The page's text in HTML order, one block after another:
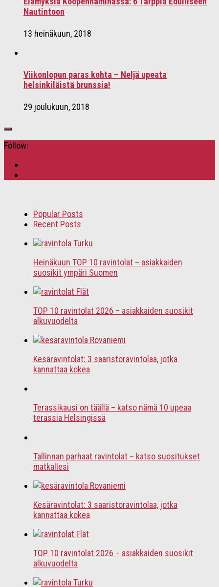
Nautintoon
13 heinäkuun, 2018
Viikonlopun paras kohta – Neljä upeata
helsinkiläistä brunssia!
29 joulukuun, 2018
Follow:
Popular Posts
Recent Posts
Heinäkuun TOP 10 ravintolat – asiakkaiden
suosikit ympäri Suomen
TOP 10 ravintolat 2026 – asiakkaiden suosikit
alkuvuodelta
Kesäravintolat: 3 saaristoravintolaa, jotka
kannattaa kokea
Terassikausi on täällä – katso nämä 10 upeaa
terassia Helsingissä
Tallinnan parhaat ravintolat – katso suositukset
matkallesi
Kesäravintolat: 3 saaristoravintolaa, jotka
kannattaa kokea
TOP 10 ravintolat 2026 – asiakkaiden suosikit
alkuvuodelta